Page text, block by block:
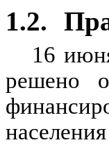
1.2.
16
решено